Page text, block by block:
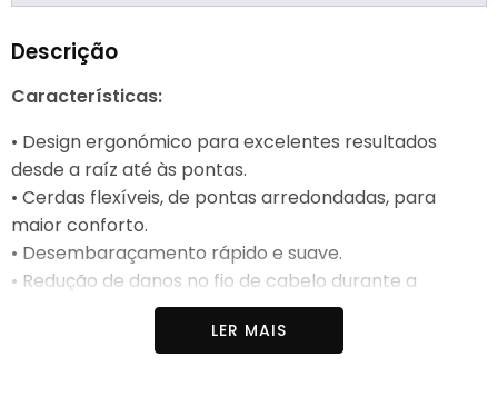
Descrição
Características:
• Design ergonómico para excelentes resultados
desde a raíz até às pontas.
• Cerdas flexíveis, de pontas arredondadas, para
maior conforto.
• Desembaraçamento rápido e suave.
• Redução de danos no fio de cabelo durante a
LER MAIS